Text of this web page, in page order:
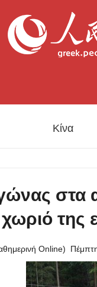
Κίνα
στα
της
Online)